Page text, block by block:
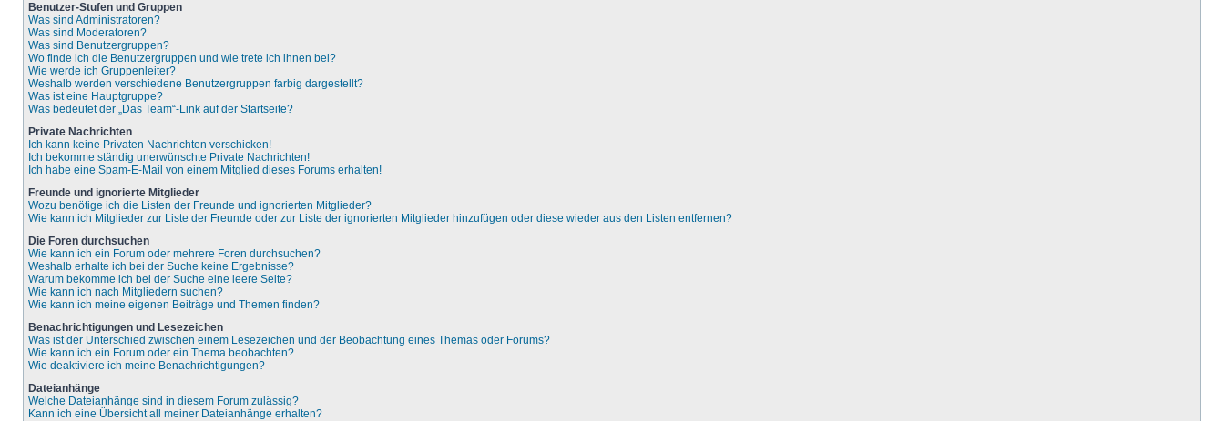
Benutzer-Stufen und Gruppen
Was sind Administratoren?
Was sind Moderatoren?
Was sind Benutzergruppen?
Wo finde ich die Benutzergruppen und wie trete ich ihnen bei?
Wie werde ich Gruppenleiter?
Weshalb werden verschiedene Benutzergruppen farbig dargestellt?
Was ist eine Hauptgruppe?
Was bedeutet der „Das Team“-Link auf der Startseite?
Private Nachrichten
Ich kann keine Privaten Nachrichten verschicken!
Ich bekomme ständig unerwünschte Private Nachrichten!
Ich habe eine Spam-E-Mail von einem Mitglied dieses Forums erhalten!
Freunde und ignorierte Mitglieder
Wozu benötige ich die Listen der Freunde und ignorierten Mitglieder?
Wie kann ich Mitglieder zur Liste der Freunde oder zur Liste der ignorierten Mitglieder hinzufügen oder diese wieder aus den Listen entfernen?
Die Foren durchsuchen
Wie kann ich ein Forum oder mehrere Foren durchsuchen?
Weshalb erhalte ich bei der Suche keine Ergebnisse?
Warum bekomme ich bei der Suche eine leere Seite?
Wie kann ich nach Mitgliedern suchen?
Wie kann ich meine eigenen Beiträge und Themen finden?
Benachrichtigungen und Lesezeichen
Was ist der Unterschied zwischen einem Lesezeichen und der Beobachtung eines Themas oder Forums?
Wie kann ich ein Forum oder ein Thema beobachten?
Wie deaktiviere ich meine Benachrichtigungen?
Dateianhänge
Welche Dateianhänge sind in diesem Forum zulässig?
Kann ich eine Übersicht all meiner Dateianhänge erhalten?